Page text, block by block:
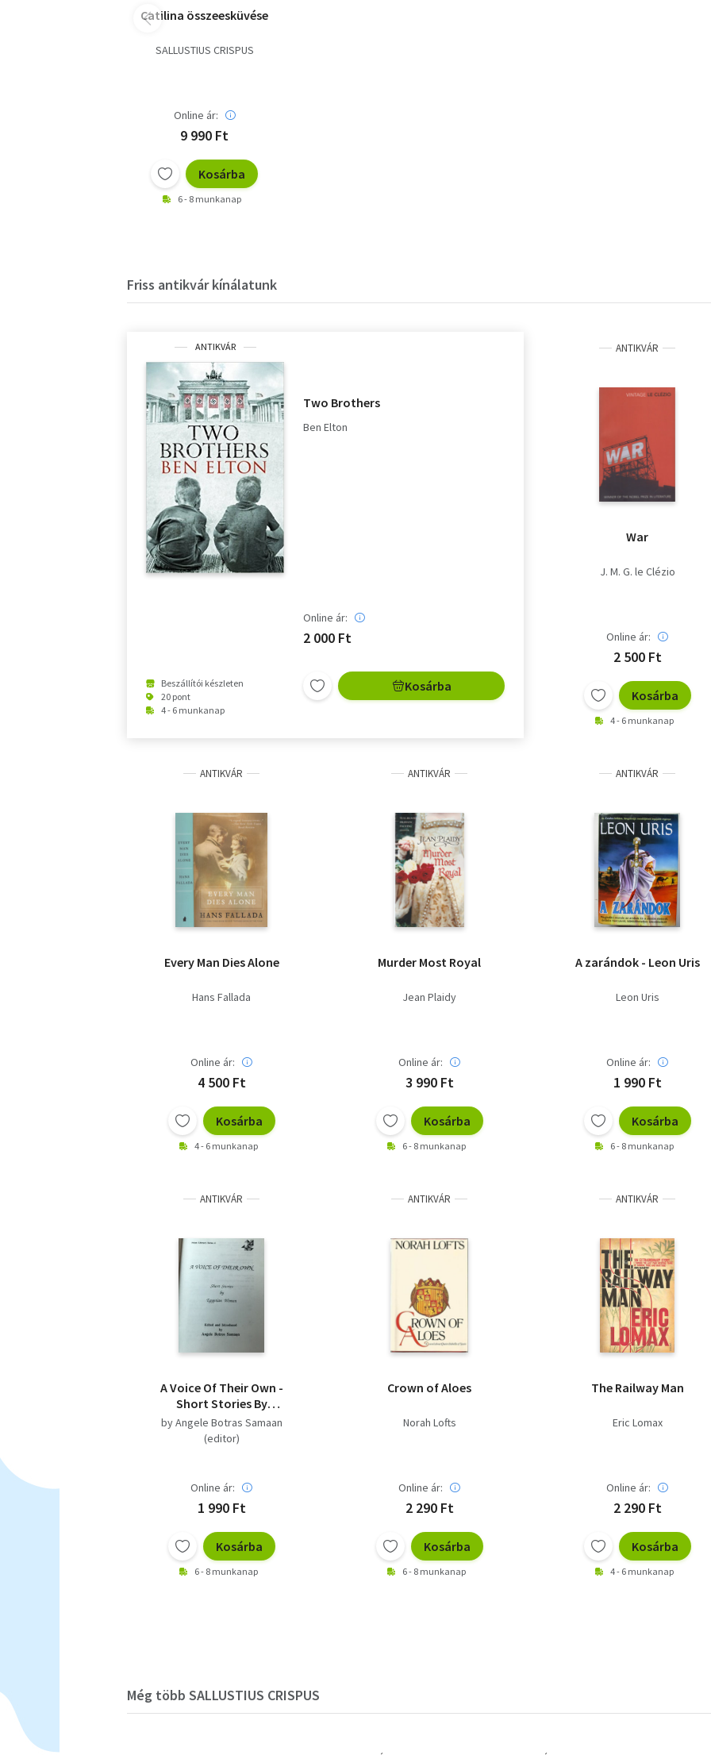
Catilina összeesküvése
SALLUSTIUS CRISPUS
Online ár:
9 990 Ft
Kosárba
6 - 8 munkanap
Friss antikvár kínálatunk
ANTIKVÁR
Beszállítói készleten
20 pont
4 - 6 munkanap
Two Brothers
Ben Elton
Online ár:
2 000 Ft
Kosárba
ANTIKVÁR
War
J. M. G. le Clézio
Online ár:
2 500 Ft
Kosárba
4 - 6 munkanap
ANTIKVÁR
Every Man Dies Alone
Hans Fallada
Online ár:
4 500 Ft
Kosárba
4 - 6 munkanap
ANTIKVÁR
Murder Most Royal
Jean Plaidy
Online ár:
3 990 Ft
Kosárba
6 - 8 munkanap
ANTIKVÁR
A zarándok - Leon Uris
Leon Uris
Online ár:
1 990 Ft
Kosárba
6 - 8 munkanap
ANTIKVÁR
A Voice Of Their Own -
Short Stories By
Egyptian Women
by Angele Botras Samaan
(editor)
Online ár:
1 990 Ft
Kosárba
6 - 8 munkanap
ANTIKVÁR
Crown of Aloes
Norah Lofts
Online ár:
2 290 Ft
Kosárba
6 - 8 munkanap
ANTIKVÁR
The Railway Man
Eric Lomax
Online ár:
2 290 Ft
Kosárba
4 - 6 munkanap
Még több SALLUSTIUS CRISPUS